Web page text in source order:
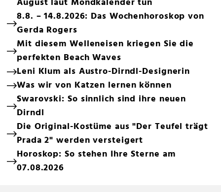
8.8. – 14.8.2026: Das Wochenhoroskop von
Gerda Rogers
Mit diesem Welleneisen kriegen Sie die
perfekten Beach Waves
Leni Klum als Austro-Dirndl-Designerin
Was wir von Katzen lernen können
Swarovski: So sinnlich sind ihre neuen
Dirndl
Die Original-Kostüme aus "Der Teufel trägt
Prada 2" werden versteigert
Horoskop: So stehen Ihre Sterne am
07.08.2026